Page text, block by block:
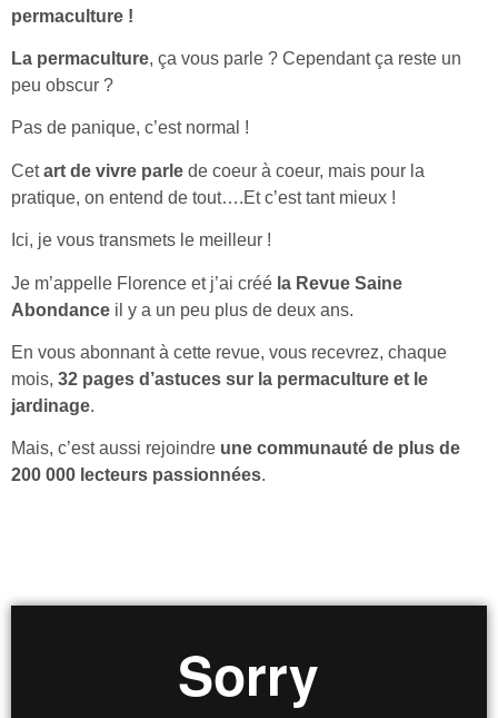
permaculture !
La permaculture, ça vous parle ? Cependant ça reste un
peu obscur ?
Pas de panique, c’est normal !
Cetart de vivre parle de coeur à coeur, mais pour la
pratique, on entend de tout….Et c’est tant mieux !
Ici, je vous transmets le meilleur !
Je m’appelle Florence et j’ai créé la Revue Saine
Abondance il y a un peu plus de deux ans.
En vous abonnant à cette revue, vous recevrez, chaque
mois, 32 pages d’astuces sur la permaculture et le
jardinage.
Mais, c’est aussi rejoindre une communauté de plus de
200 000 lecteurs passionnées.